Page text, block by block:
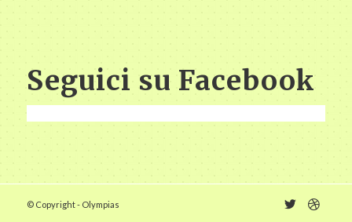
Seguici su Facebook
© Copyright - Olympias